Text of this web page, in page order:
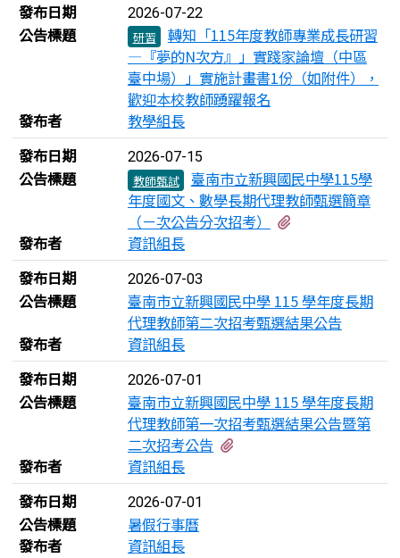
發布日期
2026-07-22
公告標題 研習
轉知「115年度教師專業成長研習
—『夢的N次方』」實踐家論壇（中區
臺中場）」實施計畫書1份（如附件），
歡迎本校教師踴躍報名
發布者
教學組長
發布日期
2026-07-15
公告標題 教師甄試
臺南市立新興國民中學115學
年度國文、數學長期代理教師甄選簡章
（ㄧ次公告分次招考）
發布者
資訊組長
發布日期
2026-07-03
公告標題
臺南市立新興國民中學 115 學年度長期
代理教師第二次招考甄選結果公告
發布者
資訊組長
發布日期
2026-07-01
公告標題
臺南市立新興國民中學 115 學年度長期
代理教師第一次招考甄選結果公告暨第
二次招考公告
發布者
資訊組長
發布日期
2026-07-01
公告標題
暑假行事曆
發布者
資訊組長